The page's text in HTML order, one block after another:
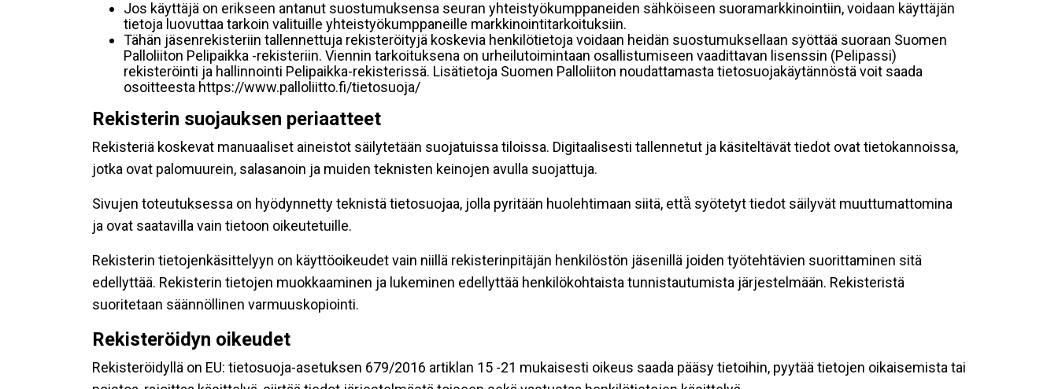
Jos käyttäjä on erikseen antanut suostumuksensa seuran yhteistyökumppaneiden sähköiseen suoramarkkinointiin, voidaan käyttäjän
tietoja luovuttaa tarkoin valituille yhteistyökumppaneille markkinointitarkoituksiin.
Tähän jäsenrekisteriin tallennettuja rekisteröityjä koskevia henkilötietoja voidaan heidän suostumuksellaan syöttää suoraan Suomen
Palloliiton Pelipaikka -rekisteriin. Viennin tarkoituksena on urheilutoimintaan osallistumiseen vaadittavan lisenssin (Pelipassi)
rekisteröinti ja hallinnointi Pelipaikka-rekisterissä. Lisätietoja Suomen Palloliiton noudattamasta tietosuojakäytännöstä voit saada
osoitteesta https://www.palloliitto.fi/tietosuoja/
Rekisterin suojauksen periaatteet
Rekisteriä koskevat manuaaliset aineistot säilytetään suojatuissa tiloissa. Digitaalisesti tallennetut ja käsiteltävät tiedot ovat tietokannoissa,
jotka ovat palomuurein, salasanoin ja muiden teknisten keinojen avulla suojattuja.
Sivujen toteutuksessa on hyödynnetty teknistä tietosuojaa, jolla pyritään huolehtimaan siitä, että̈ syötetyt tiedot säilyvät muuttumattomina
ja ovat saatavilla vain tietoon oikeutetuille.
Rekisterin tietojenkäsittelyyn on käyttöoikeudet vain niillä rekisterinpitäjän henkilöstön jäsenillä joiden työtehtävien suorittaminen sitä
edellyttää. Rekisterin tietojen muokkaaminen ja lukeminen edellyttää henkilökohtaista tunnistautumista järjestelmään. Rekisteristä
suoritetaan säännöllinen varmuuskopiointi.
Rekisteröidyn oikeudet
Rekisteröidyllä on EU: tietosuoja-asetuksen 679/2016 artiklan 15 -21 mukaisesti oikeus saada pääsy tietoihin, pyytää tietojen oikaisemista tai